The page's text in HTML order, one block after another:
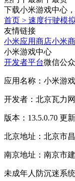
下载小米游戏中心
首页 > 速度行驶模
友情链接
小米应用商店小米
小米游戏中心
开发者平台微信公
应用名称：小米游
开发者：北京瓦力
版本：13.5.0.70 更
北京地址：北京市
南京地址：南京市
未成年人防沉迷系统